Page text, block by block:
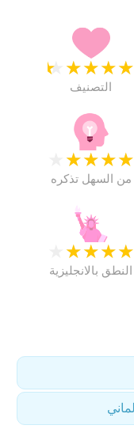
★
★
★
★
★
التصنيف
★
★
★
★
من السهل تذكره
★
★
★
★
النطق بالانجليزية